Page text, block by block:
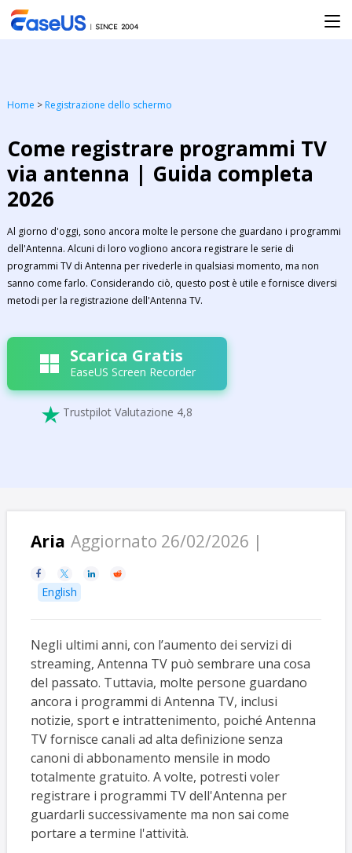
Home > Registrazione dello schermo
Come registrare programmi TV
via antenna | Guida completa
2026
Al giorno d'oggi, sono ancora molte le persone che guardano i programmi
dell'Antenna. Alcuni di loro vogliono ancora registrare le serie di
programmi TV di Antenna per rivederle in qualsiasi momento, ma non
sanno come farlo. Considerando ciò, questo post è utile e fornisce diversi
metodi per la registrazione dell'Antenna TV.
Scarica Gratis
EaseUS Screen Recorder
 Trustpilot Valutazione 4,8
Aria Aggiornato 26/02/2026 |
   
English
Negli ultimi anni, con l’aumento dei servizi di
streaming, Antenna TV può sembrare una cosa
del passato. Tuttavia, molte persone guardano
ancora i programmi di Antenna TV, inclusi
notizie, sport e intrattenimento, poiché Antenna
TV fornisce canali ad alta definizione senza
canoni di abbonamento mensile in modo
totalmente gratuito. A volte, potresti voler
registrare i programmi TV dell'Antenna per
guardarli successivamente ma non sai come
portare a termine l'attività.